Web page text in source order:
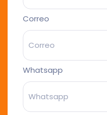
Correo
Whatsapp